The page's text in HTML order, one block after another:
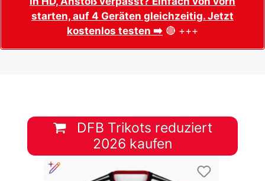
starten, auf 4 Geräten gleichzeitig. Jetzt
kostenlos testen ➡️ 🔴 +++
DFB Trikots reduziert
2026 kaufen